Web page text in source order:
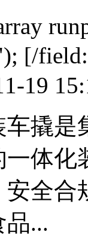
[/
19
车撬是
一体化
安全合
...